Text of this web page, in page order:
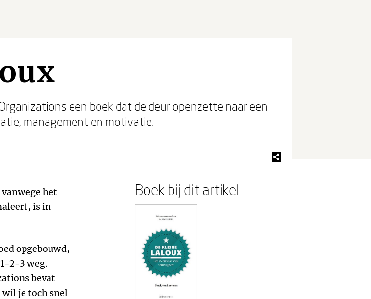
een boek dat de deur openzette naar een
management en motivatie.
vanwege het
is in
opgebouwd,
2-3 weg.
bevat
wil je toch snel
Boek bij dit artikel